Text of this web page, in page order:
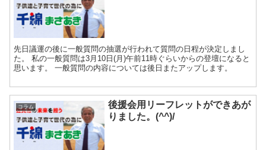
先日議運の後に一般質問の抽選が行われて質問の日程が決定しまし
た。 私の一般質問は3月10日(月)午前11時ぐらいからの登壇になると
思います。 一般質問の内容については後日またアップします。
コラム
後援会用リーフレットができあが
りました。(^^)/